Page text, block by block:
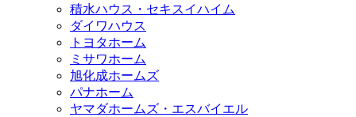
積水ハウス・セキスイハイム
ダイワハウス
トヨタホーム
ミサワホーム
旭化成ホームズ
パナホーム
ヤマダホームズ・エスバイエル